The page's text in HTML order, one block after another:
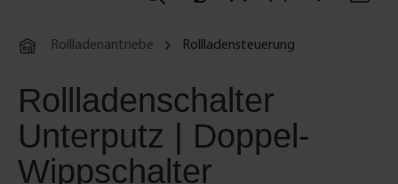
Rollladenantriebe Rollladensteuerung
Rollladenschalter
Unterputz | Doppel-
Wippschalter